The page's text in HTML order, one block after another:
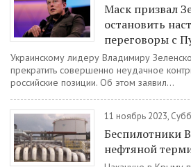
Маск призвал
остановить
переговоры с
Украинскому лидеру Владимиру
прекратить совершенно неудачное
российские позиции. Об этом заявил...
11 ноябрь 2023,
Беспилотники
нефтяной